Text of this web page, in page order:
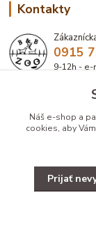
Kontakty
0915
9-12h -
Náš e-shop a
cookies, aby
Prijať